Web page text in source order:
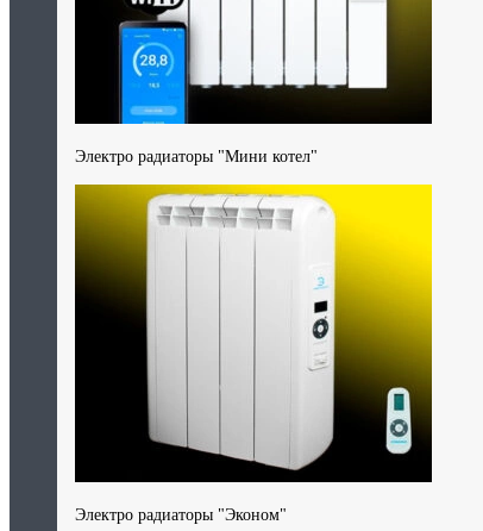
Электро радиаторы "Мини котел"
Электро радиаторы "Эконом"